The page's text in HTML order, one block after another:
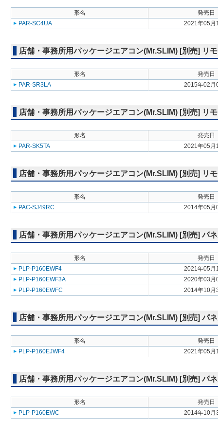
形名
発売日
PAR-SC4UA
2021年05月
店舗・事務所用パッケージエアコン(Mr.SLIM) [別売] リ
形名
発売日
PAR-SR3LA
2015年02月
店舗・事務所用パッケージエアコン(Mr.SLIM) [別売] リ
形名
発売日
PAR-SK5TA
2021年05月
店舗・事務所用パッケージエアコン(Mr.SLIM) [別売] リ
形名
発売日
PAC-SJ49RC
2014年05月
店舗・事務所用パッケージエアコン(Mr.SLIM) [別売] パ
形名
発売日
PLP-P160EWF4
2021年05月
PLP-P160EWF3A
2020年03月
PLP-P160EWFC
2014年10月
店舗・事務所用パッケージエアコン(Mr.SLIM) [別売] パ
形名
発売日
PLP-P160EJWF4
2021年05月
店舗・事務所用パッケージエアコン(Mr.SLIM) [別売] パ
形名
発売日
PLP-P160EWC
2014年10月